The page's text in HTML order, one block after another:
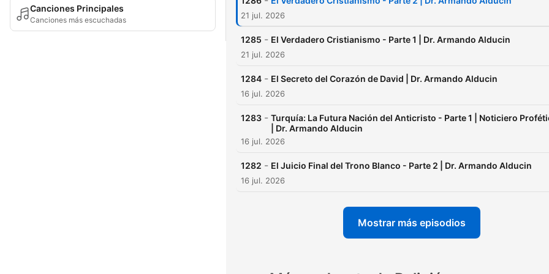
Canciones Principales
Canciones más escuchadas 21 jul. 2026
1285 - El Verdadero Cristianismo - Parte 1 | Dr. Armando Alducin
21 jul. 2026
1284 - El Secreto del Corazón de David | Dr. Armando Alducin
16 jul. 2026
1283 - Turquía: La Futura Nación del Anticristo - Parte 1 | Noticiero
| Dr. Armando Alducin
16 jul. 2026
1282 - El Juicio Final del Trono Blanco - Parte 2 | Dr. Armando Alducin
16 jul. 2026
Mostrar más episodios